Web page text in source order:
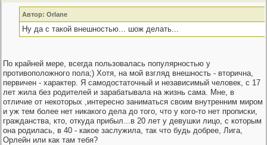
Автор: Orlane
Ну да с такой внешностью... шож делать...
По крайней мере, всегда пользовалась популярностью у
противоположного пола;) Хотя, на мой взгляд внешность - вторична,
первичен - характер. Я самодостаточный и независимый человек, с 17
лет жила без родителей и зарабатывала на жизнь сама. Мне, в
отличие от некоторых ,интересно заниматься своим внутренним миром
и уж тем более нет никакого дела до того, что у кого-то нет прописки,
гражданства, кто, откуда прибыл...в 20 лет у девушки лицо, с которым
она родилась, в 40 - какое заслужила, так что будь добрее, Лига,
Орлейн или как там тебя?